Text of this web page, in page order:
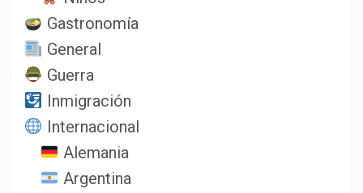
Gastronomía
General
Guerra
Inmigración
Internacional
Alemania
Argentina